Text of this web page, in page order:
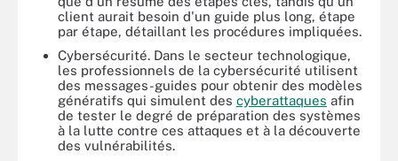
client aurait besoin d'un guide plus long, étape
par étape, détaillant les procédures impliquées.
Cybersécurité. Dans le secteur technologique,
les professionnels de la cybersécurité utilisent
des messages-guides pour obtenir des modèles
génératifs qui simulent des cyberattaques afin
de tester le degré de préparation des systèmes
à la lutte contre ces attaques et à la découverte
des vulnérabilités.